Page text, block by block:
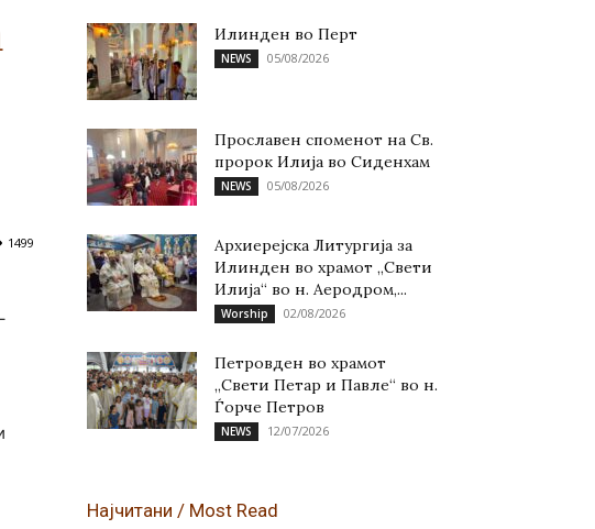
1499
Илинден во Перт
NEWS 05/08/2026
Прославен споменот на Св.
пророк Илија во Сиденхам
NEWS 05/08/2026
Архиерејска Литургија за
Илинден во храмот „Свети
Илија“ во н. Аеродром,...
Worship 02/08/2026
Петровден во храмот
„Свети Петар и Павле“ во н.
Ѓорче Петров
NEWS 12/07/2026
Најчитани / Most Read